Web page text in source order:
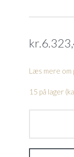
kr.
Læs mere om
15 på lager